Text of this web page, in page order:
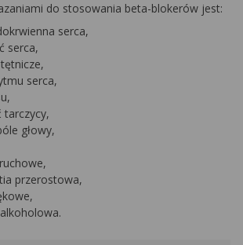
do stosowania beta-blokerów jest:
serca,
serca,
serca,
tarczycy,
głowy,
przerostowa,